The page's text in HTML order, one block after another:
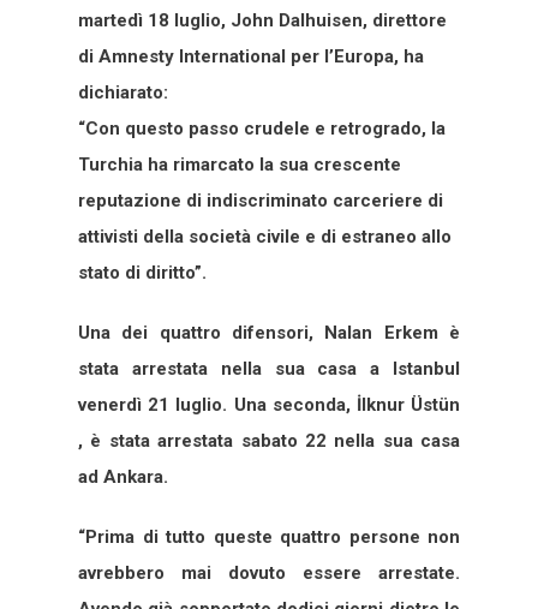
martedì 18 luglio, John Dalhuisen, direttore
di Amnesty International per l’Europa, ha
dichiarato:
“Con questo passo crudele e retrogrado, la
Turchia ha rimarcato la sua crescente
reputazione di indiscriminato carceriere di
attivisti della società civile e di estraneo allo
stato di diritto”.
Una dei quattro difensori, Nalan Erkem è
stata arrestata nella sua casa a Istanbul
venerdì 21 luglio. Una seconda, İlknur Üstün
, è stata arrestata sabato 22 nella sua casa
ad Ankara.
“Prima di tutto queste quattro persone non
avrebbero mai dovuto essere arrestate.